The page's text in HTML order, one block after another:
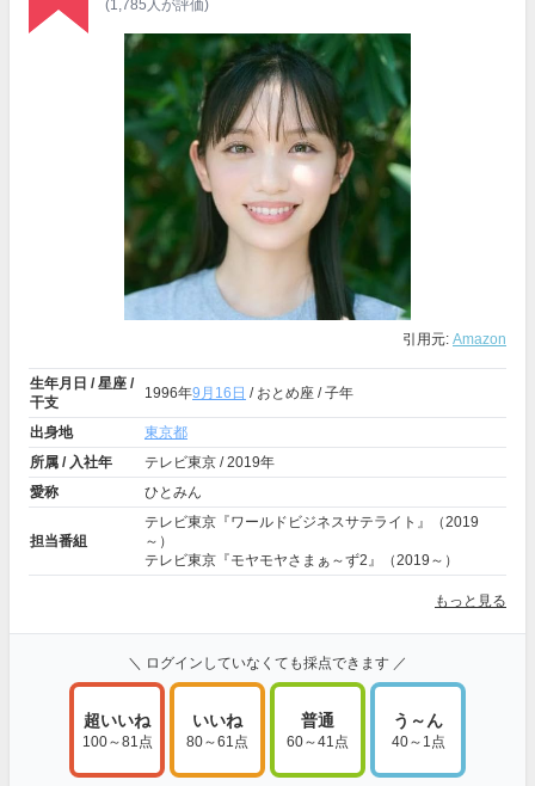
(1,785人が評価)
引用元: Amazon
生年月日 / 星座 /
干支
1996年9月16日 / おとめ座 / 子年
出身地
東京都
所属 / 入社年
テレビ東京 / 2019年
愛称
ひとみん
担当番組
テレビ東京『ワールドビジネスサテライト』（2019
～）
テレビ東京『モヤモヤさまぁ～ず2』（2019～）
もっと見る
＼ ログインしていなくても採点できます ／
超いいね
100～81点
いいね
80～61点
普通
60～41点
う～ん
40～1点